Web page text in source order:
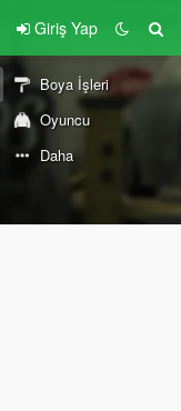
Giriş Yap
Boya İşleri
Oyuncu
Daha